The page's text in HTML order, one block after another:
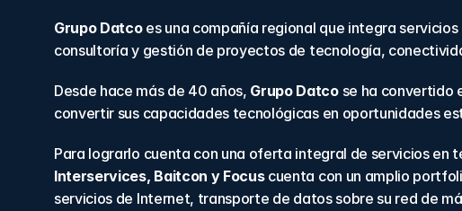
Grupo Datco es una compañía regional que integra
consultoría y gestión de proyectos de tecnología,
Desde hace más de 40 años, Grupo Datco se ha convertido
convertir sus capacidades tecnológicas en oportunidades
Para lograrlo cuenta con una oferta integral de servicios
Interservices, Baitcon y Focus cuenta con un amplio
servicios de Internet, transporte de datos sobre su red de